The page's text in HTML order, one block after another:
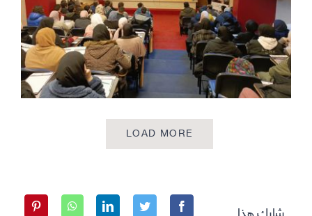
LOAD MORE